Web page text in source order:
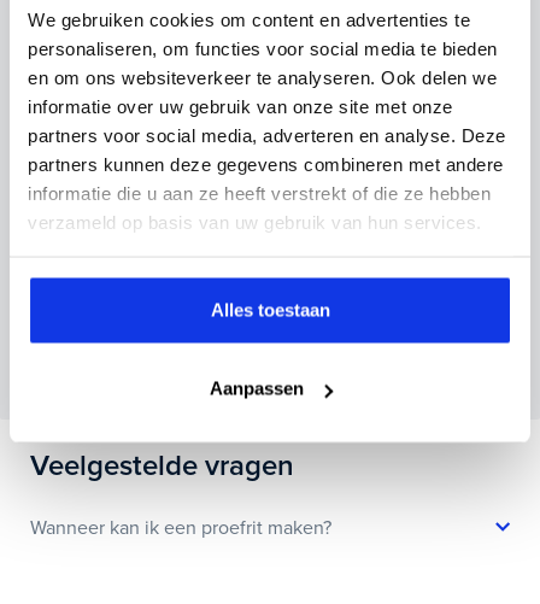
We gebruiken cookies om content en advertenties te
personaliseren, om functies voor social media te bieden
en om ons websiteverkeer te analyseren. Ook delen we
informatie over uw gebruik van onze site met onze
partners voor social media, adverteren en analyse. Deze
partners kunnen deze gegevens combineren met andere
informatie die u aan ze heeft verstrekt of die ze hebben
verzameld op basis van uw gebruik van hun services.
Alles toestaan
Aanpassen
inruilauto mee te sturen.
Wanneer je foto’s meestuurt ontvang je op
maandag tot en met vrijdag binnen enkele uren
Veelgestelde vragen
Wanneer kan ik een proefrit maken?